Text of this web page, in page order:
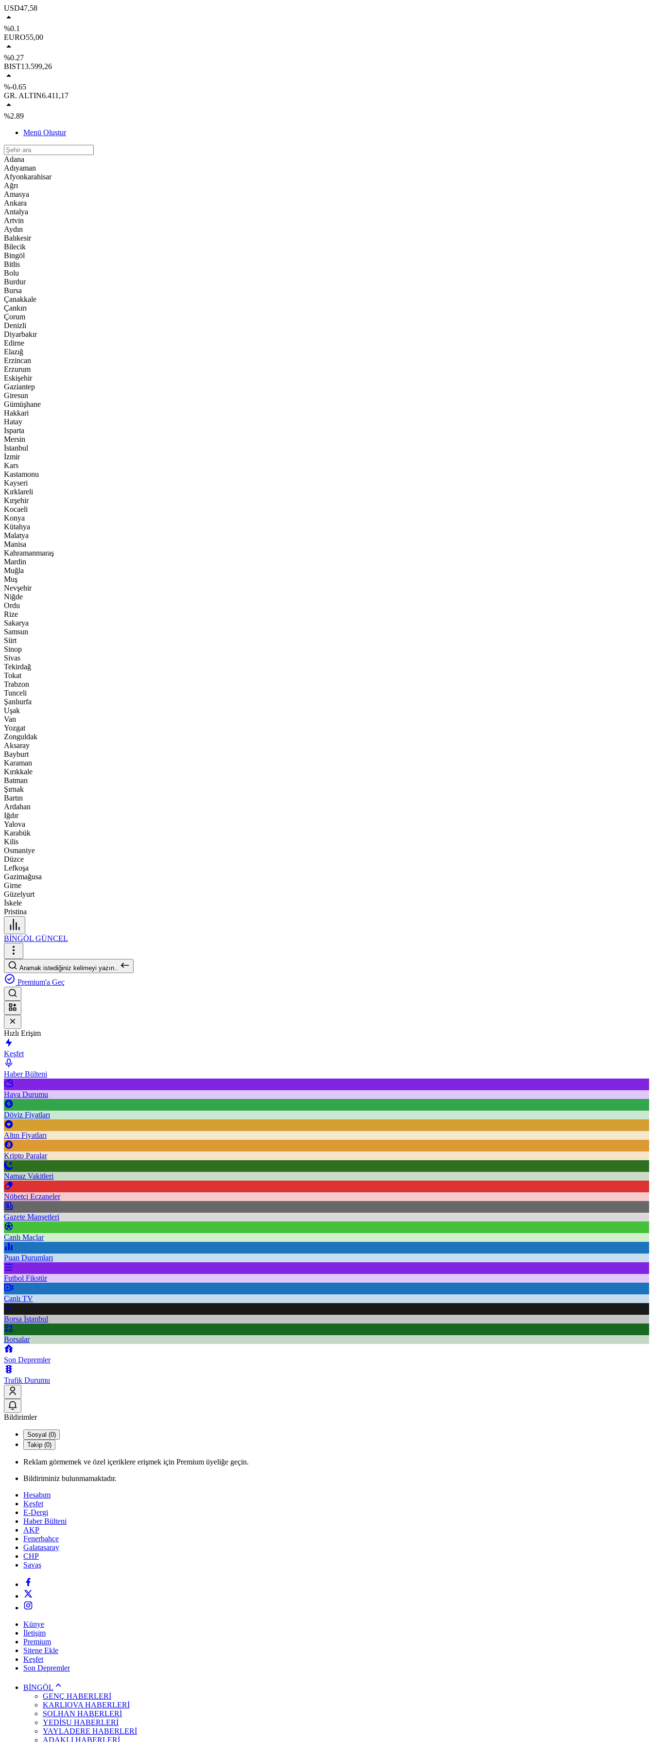
USD47,58
%0.1
EURO55,00
%0.27
BIST13.599,26
%-0.65
GR. ALTIN6.411,17
%2.89
Menü Oluştur
Adana
Adıyaman
Afyonkarahisar
Ağrı
Amasya
Ankara
Antalya
Artvin
Aydın
Balıkesir
Bilecik
Bingöl
Bitlis
Bolu
Burdur
Bursa
Çanakkale
Çankırı
Çorum
Denizli
Diyarbakır
Edirne
Elazığ
Erzincan
Erzurum
Eskişehir
Gaziantep
Giresun
Gümüşhane
Hakkari
Hatay
Isparta
Mersin
İstanbul
İzmir
Kars
Kastamonu
Kayseri
Kırklareli
Kırşehir
Kocaeli
Konya
Kütahya
Malatya
Manisa
Kahramanmaraş
Mardin
Muğla
Muş
Nevşehir
Niğde
Ordu
Rize
Sakarya
Samsun
Siirt
Sinop
Sivas
Tekirdağ
Tokat
Trabzon
Tunceli
Şanlıurfa
Uşak
Van
Yozgat
Zonguldak
Aksaray
Bayburt
Karaman
Kırıkkale
Batman
Şırnak
Bartın
Ardahan
Iğdır
Yalova
Karabük
Kilis
Osmaniye
Düzce
Lefkoşa
Gazimağusa
Girne
Güzelyurt
İskele
Pristina
BİNGÖL GÜNCEL
Aramak istediğiniz kelimeyi yazın..
Premium'a Geç
Hızlı Erişim
Keşfet
Haber Bülteni
Hava Durumu
Döviz Fiyatları
Altın Fiyatları
Kripto Paralar
Namaz Vakitleri
Nöbetçi Eczaneler
Gazete Manşetleri
Canlı Maçlar
Puan Durumları
Futbol Fikstür
Canlı TV
Borsa İstanbul
Borsalar
Son Depremler
Trafik Durumu
Bildirimler
Sosyal (0)
Takip (0)
Reklam görmemek ve özel içeriklere erişmek için Premium üyeliğe geçin.
Bildiriminiz bulunmamaktadır.
Hesabım
Keşfet
E-Dergi
Haber Bülteni
AKP
Fenerbahçe
Galatasaray
CHP
Savaş
Künye
İletişim
Premium
Sitene Ekle
Keşfet
Son Depremler
BİNGÖL
GENÇ HABERLERİ
KARLIOVA HABERLERİ
SOLHAN HABERLERİ
YEDİSU HABERLERİ
YAYLADERE HABERLERİ
ADAKLI HABERLERİ